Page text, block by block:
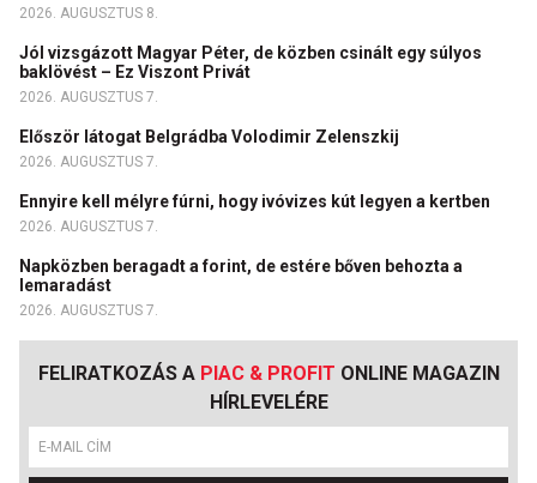
2026. AUGUSZTUS 8.
Jól vizsgázott Magyar Péter, de közben csinált egy súlyos
baklövést – Ez Viszont Privát
2026. AUGUSZTUS 7.
Először látogat Belgrádba Volodimir Zelenszkij
2026. AUGUSZTUS 7.
Ennyire kell mélyre fúrni, hogy ivóvizes kút legyen a kertben
2026. AUGUSZTUS 7.
Napközben beragadt a forint, de estére bőven behozta a
lemaradást
2026. AUGUSZTUS 7.
FELIRATKOZÁS A PIAC & PROFIT ONLINE MAGAZIN
HÍRLEVELÉRE